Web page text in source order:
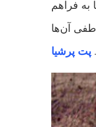
به فراهم
آن‌ها
پت پرشیا